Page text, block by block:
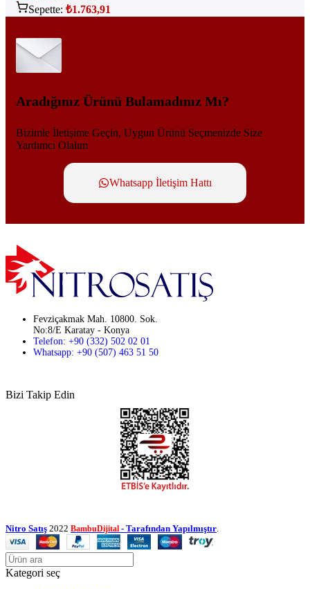
Sepette: ₺1.763,91
Aradığınız Ürünü Bulamadınız Mı?
Bizimle İletişime Geçin, Uygun Ürünü Seçmenizde Size
Yardımcı Olalım
Whatsapp İletişim Hattı
Fevziçakmak Mah. 10800. Sok.
No:8/E Karatay - Konya
Telefon: +90 (332) 502 02 01
Whatsapp: +90 (507) 463 51 50
Bizi Takip Edin
Nitro Satış 2022 BambuDijital - Tarafından Yapılmıştır
Kategori seç